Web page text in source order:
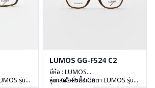
รุ่น
LUMOS GG-F524 C2
ยี่ห้อ : LUMOS
รุ่น : GG-F524 C2
หากสนใจสั่งชื้อแว่นตา LUMOS รุ่น